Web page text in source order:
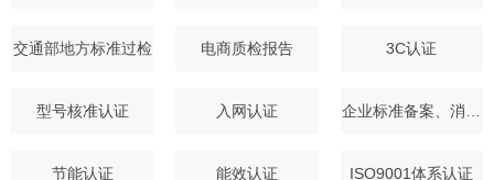
交通部地方标准过检 电商质检报告 3C认证
型号核准认证 入网认证
节能认证 能效认证 ISO9001体系认证